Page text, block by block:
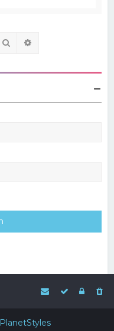
Rechercher
PlanetStyles